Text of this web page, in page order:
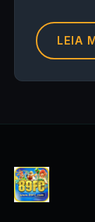
LEIA